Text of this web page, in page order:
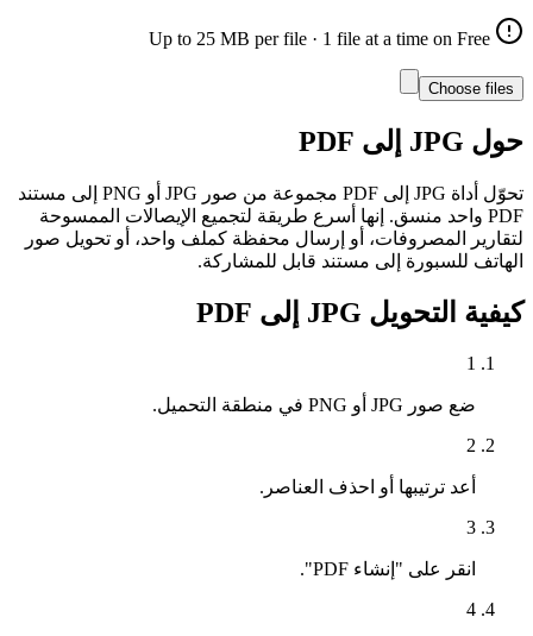
25 MB per file · 1 file at a time on Free
Choose files
حول JPG إلى PDF
تحوّل أداة JPG إلى PDF مجموعة من صور JPG أو PNG إلى مستند
PDF واحد منسق. إنها أسرع طريقة لتجميع الإيصالات الممسوحة
لتقارير المصروفات، أو إرسال محفظة كملف واحد، أو تحويل صور
الهاتف للسبورة إلى مستند قابل للمشاركة.
كيفية التحويل JPG إلى PDF
1
ضع صور JPG أو PNG في منطقة التحميل.
2
أعد ترتيبها أو احذف العناصر.
3
انقر على "إنشاء PDF".
4